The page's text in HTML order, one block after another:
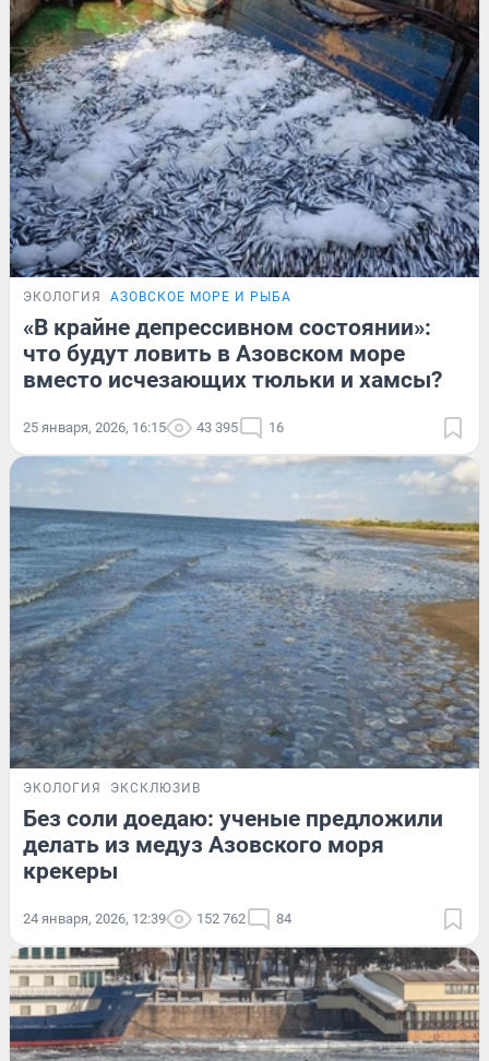
ЭКОЛОГИЯ АЗОВСКОЕ МОРЕ И РЫБА
«В крайне депрессивном состоянии»:
что будут ловить в Азовском море
вместо исчезающих тюльки и хамсы?
25 января, 2026, 16:15 43 395 16
ЭКОЛОГИЯ ЭКСКЛЮЗИВ
Без соли доедаю: ученые предложили
делать из медуз Азовского моря
крекеры
24 января, 2026, 12:39 152 762 84